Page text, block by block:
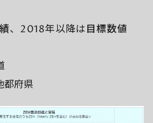
、2018年以降は目標数値
都府県